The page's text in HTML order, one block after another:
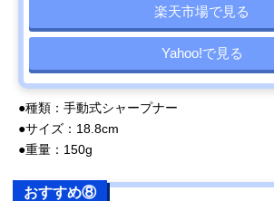
楽天市場で見る
Yahoo!で見る
●種類：手動式シャープナー
●サイズ：18.8cm
●重量：150g
おすすめ⑧